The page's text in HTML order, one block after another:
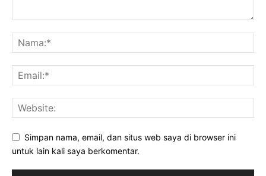
Simpan nama, email, dan situs web saya di browser ini
untuk lain kali saya berkomentar.